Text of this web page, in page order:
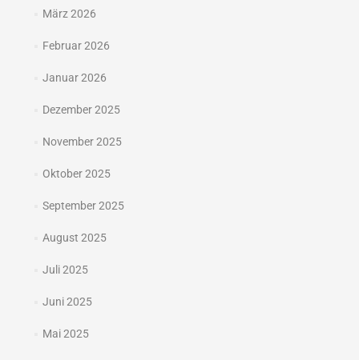
März 2026
Februar 2026
Januar 2026
Dezember 2025
November 2025
Oktober 2025
September 2025
August 2025
Juli 2025
Juni 2025
Mai 2025